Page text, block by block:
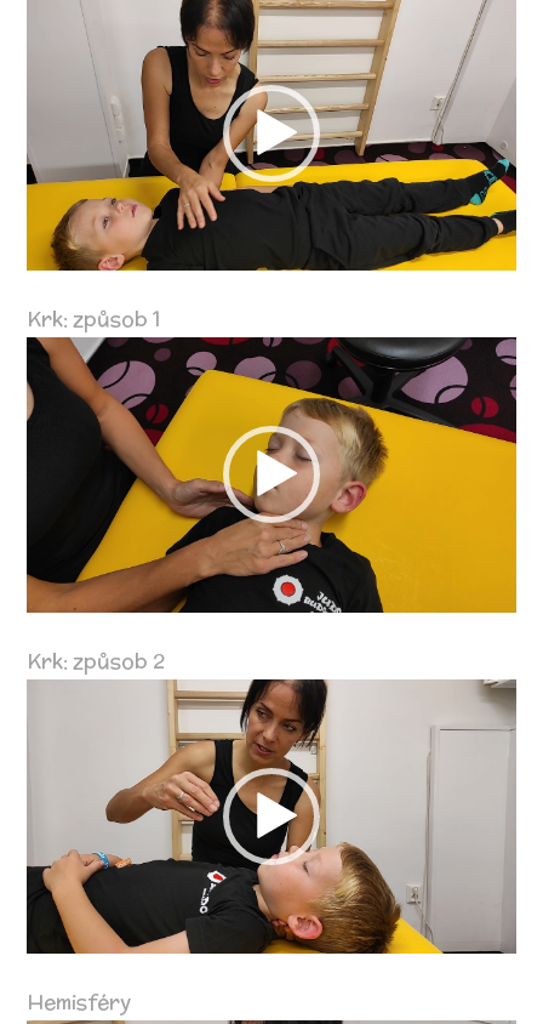
Video
přehrávač
Krk: způsob 1
Video
přehrávač
Krk: způsob 2
Hemisféry